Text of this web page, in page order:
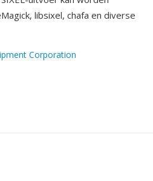
libsixel, chafa en diverse
Corporation